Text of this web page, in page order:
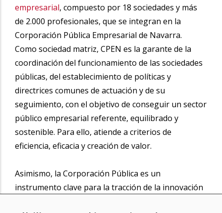
empresarial, compuesto por 18 sociedades y más
de 2.000 profesionales, que se integran en la
Corporación Pública Empresarial de Navarra.
Como sociedad matriz, CPEN es la garante de la
coordinación del funcionamiento de las sociedades
públicas, del establecimiento de políticas y
directrices comunes de actuación y de su
seguimiento, con el objetivo de conseguir un sector
público empresarial referente, equilibrado y
sostenible. Para ello, atiende a criterios de
eficiencia, eficacia y creación de valor.
Asimismo, la Corporación Pública es un
instrumento clave para la tracción de la innovación